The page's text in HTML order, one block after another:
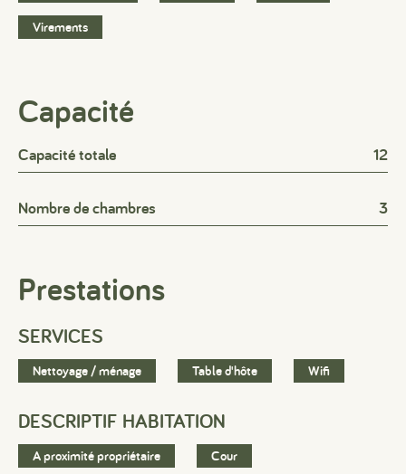
Virements
Capacité
Capacité totale 12
Nombre de chambres 3
Prestations
SERVICES
Nettoyage / ménage Table d'hôte Wifi
DESCRIPTIF HABITATION
A proximité propriétaire Cour